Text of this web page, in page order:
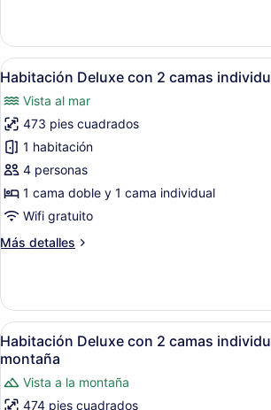
doble
Deluxe,
vista
la
montaña
Abrir
todas
las
fotos
de
Habitación
Deluxe
con
camas
al
mar
Una
7
Habitación Deluxe con 2 camas
Vista al mar
473 pies cuadrados
1 habitación
4 personas
1 cama doble y 1 cama individual
Wifi gratuito
Más detalles
Más
Deluxe
con
2
camas
individuales,
vista
al
Abrir
todas
las
fotos
Una
10
Habitación Deluxe con 2 camas
montaña
Vista a la montaña
474 pies cuadrados